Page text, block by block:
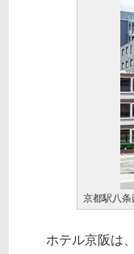
京都駅八
ホテル京阪は